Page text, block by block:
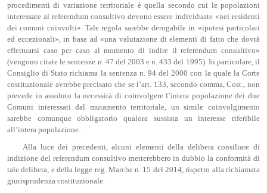
procedimenti di variazione territoriale è quella secondo cui le popolazioni
interessate al referendum consultivo devono essere individuate «nei residenti
dei comuni coinvolti». Tale regola sarebbe derogabile in «ipotesi particolari
ed eccezionali», in base ad «una valutazione di elementi di fatto che dovrà
effettuarsi caso per caso al momento di indire il referendum consultivo»
(vengono citate le sentenze n. 47 del 2003 e n. 433 del 1995). In particolare, il
Consiglio di Stato richiama la sentenza n. 94 del 2000 con la quale la Corte
costituzionale avrebbe precisato che se l’art. 133, secondo comma, Cost., non
prevede in assoluto la necessità di coinvolgere l’intera popolazione dei due
Comuni interessati dal mutamento territoriale, un simile coinvolgimento
sarebbe comunque obbligatorio qualora sussista un interesse riferibile
all’intera popolazione.
Alla luce dei precedenti, alcuni elementi della delibera consiliare di
indizione del referendum consultivo metterebbero in dubbio la conformità di
tale delibera, e della legge reg. Marche n. 15 del 2014, rispetto alla richiamata
giurisprudenza costituzionale.